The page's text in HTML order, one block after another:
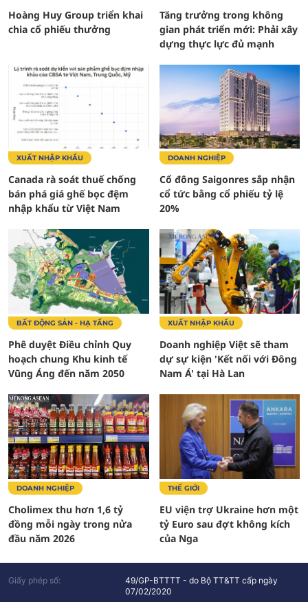
Hoàng Huy Group triển khai
chia cổ phiếu thưởng
Tăng trưởng trong không
gian phát triển mới: Phải xây
dựng thực lực đủ mạnh
XUẤT NHẬP KHẨU
Canada rà soát thuế chống
bán phá giá ghế bọc đệm
nhập khẩu từ Việt Nam
DOANH NGHIỆP
Cổ đông Saigonres sắp nhận
cổ tức bằng cổ phiếu tỷ lệ
20%
BẤT ĐỘNG SẢN - HẠ TẦNG
Phê duyệt Điều chỉnh Quy
hoạch chung Khu kinh tế
Vũng Áng đến năm 2050
XUẤT NHẬP KHẨU
Doanh nghiệp Việt sẽ tham
dự sự kiện 'Kết nối với Đông
Nam Á' tại Hà Lan
DOANH NGHIỆP
Cholimex thu hơn 1,6 tỷ
đồng mỗi ngày trong nửa
đầu năm 2026
THẾ GIỚI
EU viện trợ Ukraine hơn một
tỷ Euro sau đợt không kích
của Nga
Giấy phép số:
49/GP-BTTTT - do Bộ TT&TT cấp ngày
07/02/2020